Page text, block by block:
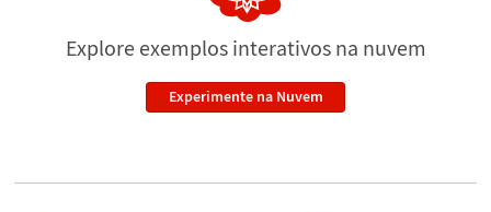
Explore exemplos interativos na nuvem
Experimente na Nuvem